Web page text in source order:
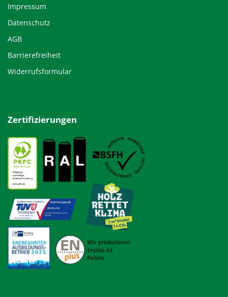
Impressum
Datenschutz
AGB
Barrierefreiheit
Widerrufsformular
Zertifizierungen